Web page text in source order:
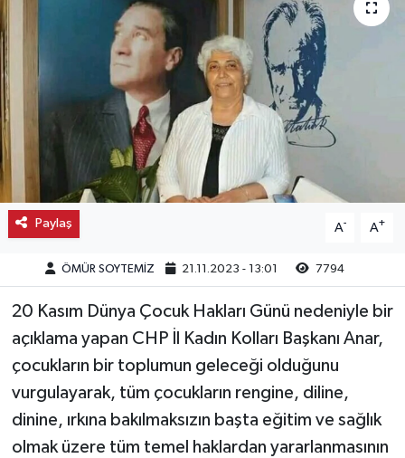
Paylaş A- A+
ÖMÜR SOYTEMİZ 21.11.2023 - 13:01 7794
20 Kasım Dünya Çocuk Hakları Günü nedeniyle bir
açıklama yapan CHP İl Kadın Kolları Başkanı Anar,
çocukların bir toplumun geleceği olduğunu
vurgulayarak, tüm çocukların rengine, diline,
dinine, ırkına bakılmaksızın başta eğitim ve sağlık
olmak üzere tüm temel haklardan yararlanmasının
Mecitözü
Oğuzlar
Ortaköy
Osmancık
Sungurlu
Uğurludağ